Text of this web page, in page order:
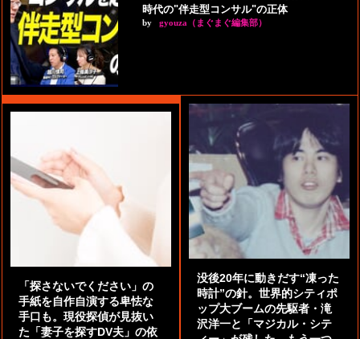
時代の"伴走型コンサル"の正体
by gyouza（まぐまぐ編集部）
「探さないでください」の
手紙を自作自演する卑怯な
手口も。現役探偵が見抜い
た「妻子を探すDV夫」の依
没後20年に動きだす“凍った
時計”の針。世界的シティポ
ップ大ブームの先駆者・滝
沢洋一と「マジカル・シテ